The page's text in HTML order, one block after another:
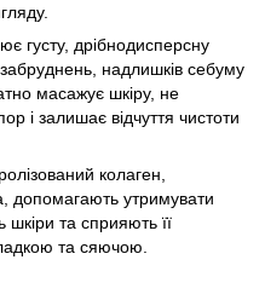
густу, дрібнодисперсну
надлишків себуму
масажує шкіру, не
і залишає відчуття чистоти
колаген,
допомагають утримувати
шкіри та сприяють її
та сяючою.